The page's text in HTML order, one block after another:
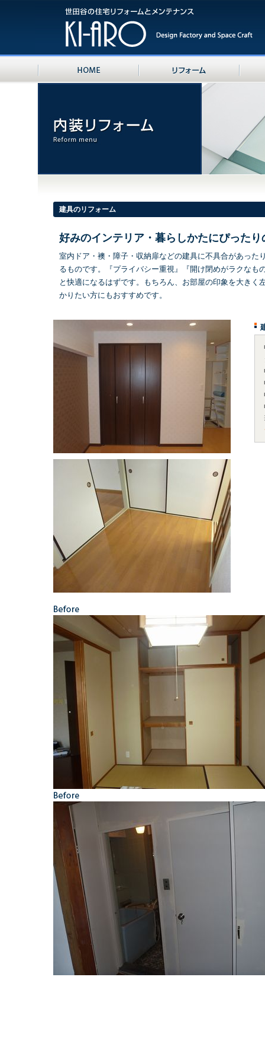
建具のリフォーム
好みのインテリア・暮らしかたにぴったり
室内ドア・襖・障子・収納扉などの建具に不具合があっ
るものです。『プライバシー重視』『開け閉めがラクな
と快適になるはずです。もちろん、お部屋の印象を大き
かりたい方にもおすすめです。